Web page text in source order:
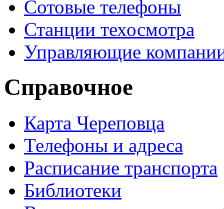
Сотовые телефоны
Станции техосмотра
Управляющие
Справочное
Карта Череповца
Телефоны и адреса
Расписание транспорта
Библиотеки